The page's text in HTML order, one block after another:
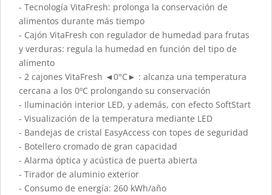
- Tecnología VitaFresh: prolonga la conservación de
alimentos durante más tiempo
- Cajón VitaFresh con regulador de humedad para frutas
y verduras: regula la humedad en función del tipo de
alimento
- 2 cajones VitaFresh ◄0°C► : alcanza una temperatura
cercana a los 0ºC prolongando su conservación
- Iluminación interior LED, y además, con efecto SoftStart
- Visualización de la temperatura mediante LED
- Bandejas de cristal EasyAccess con topes de seguridad
- Botellero cromado de gran capacidad
- Alarma óptica y acústica de puerta abierta
- Tirador de aluminio exterior
- Consumo de energía: 260 kWh/año